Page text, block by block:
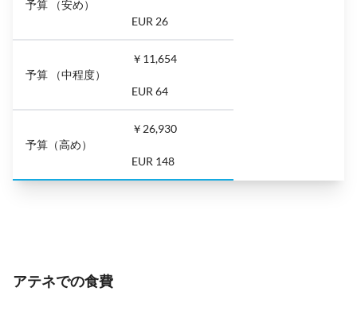
予算 （安め）
EUR 26
予算 （中程度）
￥11,654
EUR 64
予算（高め）
￥26,930
EUR 148
アテネでの食費